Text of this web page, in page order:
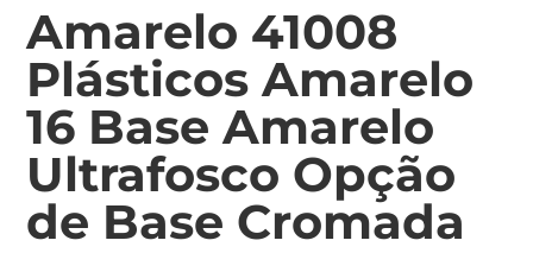
Amarelo 41008
Plásticos Amarelo
16 Base Amarelo
Ultrafosco Opção
de Base Cromada